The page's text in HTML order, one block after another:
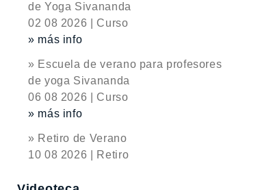
de Yoga Sivananda
02 08 2026 | Curso
» más info
» Escuela de verano para profesores
de yoga Sivananda
06 08 2026 | Curso
» más info
» Retiro de Verano
10 08 2026 | Retiro